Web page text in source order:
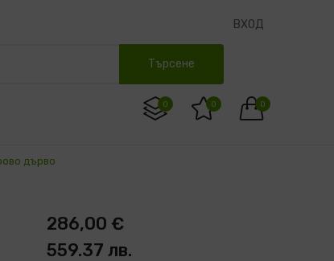
ВХОД
Търсене
0
0 0
дърво
286,00 €
559.37 лв.